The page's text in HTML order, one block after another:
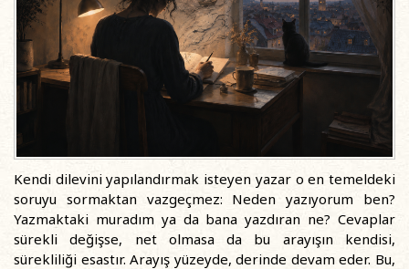
Kendi dilevini yapılandırmak isteyen yazar o en temeldeki
soruyu sormaktan vazgeçmez: Neden yazıyorum ben?
Yazmaktaki muradım ya da bana yazdıran ne? Cevaplar
sürekli değişse, net olmasa da bu arayışın kendisi,
sürekliliği esastır. Arayış yüzeyde, derinde devam eder. Bu,